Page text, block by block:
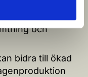
rött och
kroppens
och
bidra till ökad